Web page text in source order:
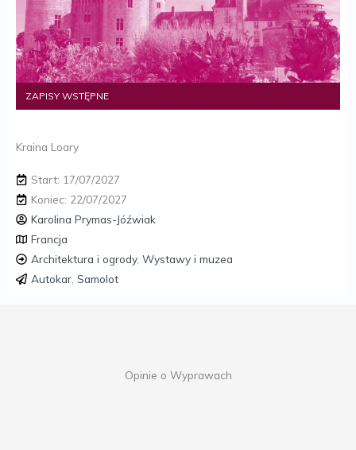
ZAPISY WSTĘPNE
Kraina Loary
Start: 17/07/2027
Koniec: 22/07/2027
Karolina Prymas-Jóźwiak
Francja
Architektura i ogrody, Wystawy i muzea
Autokar Samolot
Opinie o Wyprawach